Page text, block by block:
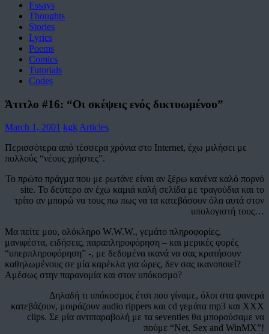
Essays
Thoughts
Stories
Lyrics
Poems
Comics
Tutorials
Codes
Άτιτλο #16: “Οι σκέψεις ενός δικτυωμένου”
March 1, 2001 kgkArticles
Περισσότερα από τέσσερα χρόνια στο Internet, έχω μιλήσει με
πολλούς “νέους χρήστες”.
Το πρώτο πράγμα που με ρωτάνε είναι αν ξέρω κανένα καλό πορνό
site. Το δεύτερο αν έχω καμιά καλή σελίδα με τραγούδια και το
τρίτο αν μπορώ να τους πω πως να τα κατεβάσουν όλα αυτά στον
υπολογιστή τους…
Μα πείτε μου, ολόκληρο W.W.W., γεμάτο πληροφορίες,
μανιφέστα, ειδήσεις, παραπληροφόρηση – και μερικές φορές
“υπερπληροφόρηση” -, με δεδομένα ικανά να σας κρατήσουν
καθηλωμένους σε μία καρέκλα για ώρες, δεν σας ικανοποιεί?
Αμέσως στην παρανομία και στον υπόκοσμο?
Δηλαδή τι υπόκοσμος έτσι που γίναμε, όλοι στα φανερά
κατεβάζουν, μοιράζουν audio rippers και cd γεμάτα mp3 και ΧΧΧ
clips. Σε μία αντιπαραβολή με τα seventies θα μπορούσαμε να
πούμε “Net, Sex and WinMX”!